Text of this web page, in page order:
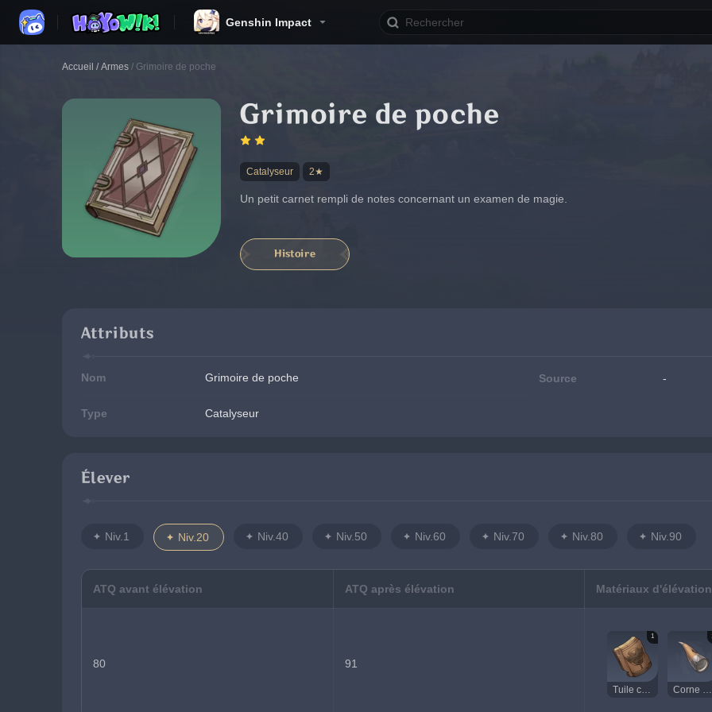
Genshin Impact
Accueil / Armes / Grimoire de poche
Grimoire de poche
Catalyseur 2★
Un petit carnet rempli de notes concernant un examen de magie.
Histoire
Attributs
Nom Grimoire de poche Source -
Type Catalyseur
Élever
Niv.1 Niv.20 Niv.40 Niv.50 Niv.60 Niv.70 Niv.80 Niv.90
ATQ avant élévation ATQ après élévation Matériaux d'élévation
80 91
1